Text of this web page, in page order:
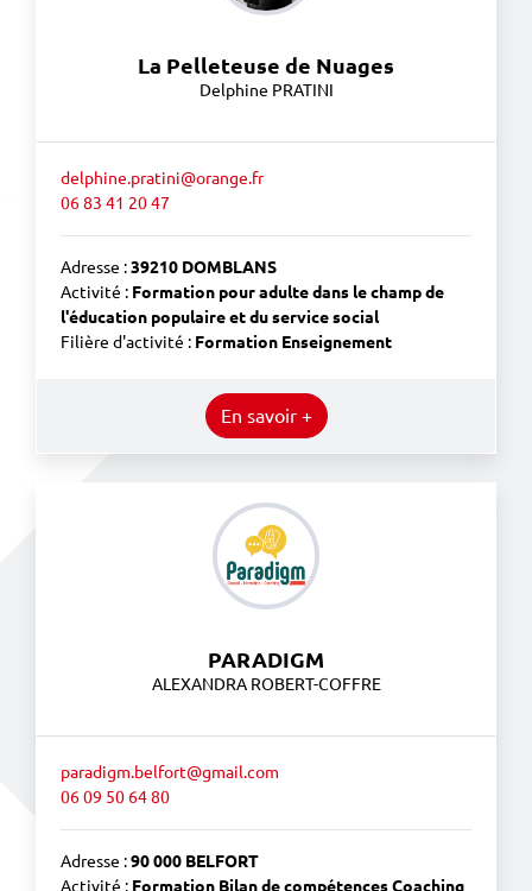
La Pelleteuse de Nuages
Delphine PRATINI
delphine.pratini@orange.fr
06 83 41 20 47
Adresse :39210 DOMBLANS
Activité : Formation pour adulte dans le champ de
l'éducation populaire et du service social
Filière d'activité : Formation Enseignement
En savoir +
PARADIGM
ALEXANDRA ROBERT-COFFRE
paradigm.belfort@gmail.com
06 09 50 64 80
Adresse :90 000 BELFORT
Activité : Formation Bilan de compétences Coaching